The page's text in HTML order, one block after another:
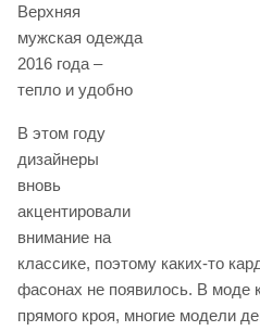
Верхняя
мужская одежда
2016 года –
тепло и удобно
В этом году
дизайнеры
вновь
акцентировали
внимание на
классике, поэтому каких-то
фасонах не появилось. В моде
прямого кроя, многие модели